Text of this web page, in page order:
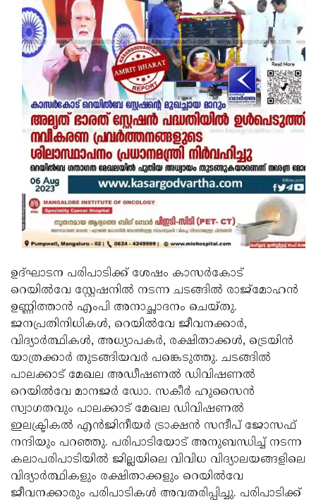
ഉദ്ഘാടന പരിപാടിക്ക് ശേഷം കാസര്‍കോട്
റെയില്‍വേ സ്റ്റേഷനില്‍ നടന്ന ചടങ്ങില്‍ രാജ്‌മോഹന്‍
ഉണ്ണിത്താന്‍ എംപി അനാച്ഛാദനം ചെയ്തു.
ജനപ്രതിനിധികള്‍, റെയില്‍വേ ജീവനക്കാര്‍,
വിദ്യാര്‍ത്ഥികള്‍, അധ്യാപകര്‍, രക്ഷിതാക്കള്‍, ട്രെയിന്‍
യാത്രക്കാര്‍ തുടങ്ങിയവര്‍ പങ്കെടുത്തു. ചടങ്ങില്‍
പാലക്കാട് മേഖല അഡീഷണല്‍ ഡിവിഷണല്‍
റെയില്‍വേ മാനജര്‍ ഡോ. സകീര്‍ ഹുസൈന്‍
സ്വാഗതവും പാലക്കാട് മേഖല ഡിവിഷണല്‍
ഇലക്ട്രികല്‍ എന്‍ജിനീയര്‍ ട്രാക്ഷന്‍ സന്ദീപ് ജോസഫ്
നന്ദിയും പറഞ്ഞു. പരിപാടിയോട് അനുബന്ധിച്ച് നടന്ന
കലാപരിപാടിയില്‍ ജില്ലയിലെ വിവിധ വിദ്യാലയങ്ങളിലെ
വിദ്യാര്‍ത്ഥികളും രക്ഷിതാക്കളും റെയില്‍വേ
ജീവനക്കാരും പരിപാടികള്‍ അവതരിപ്പിച്ചു. പരിപാടിക്ക്